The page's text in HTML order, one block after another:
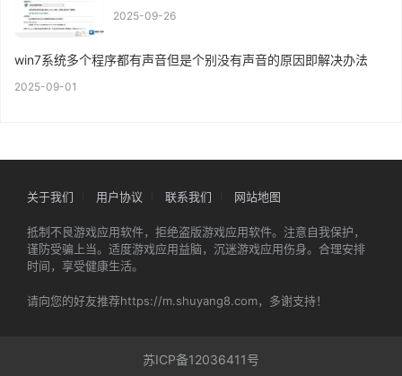
2025-09-26
win7系统多个程序都有声音但是个别没有声音的原因即解决办法
2025-09-01
关于我们 用户协议 联系我们 网站地图
抵制不良游戏应用软件，拒绝盗版游戏应用软件。注意自我保护，
谨防受骗上当。适度游戏应用益脑，沉迷游戏应用伤身。合理安排
时间，享受健康生活。
请向您的好友推荐https://m.shuyang8.com，多谢支持！
苏ICP备12036411号